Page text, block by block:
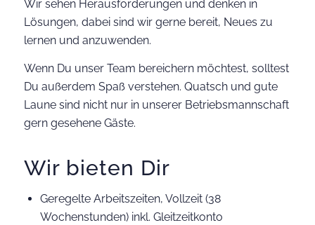
Wir sehen Heraus­forderungen und denken in
Lösungen, dabei sind wir gerne bereit, Neues zu
lernen und anzuwenden.
Wenn Du unser Team bereichern möchtest, solltest
Du außerdem Spaß verstehen. Quatsch und gute
Laune sind nicht nur in unserer Betriebs­mannschaft
gern gesehene Gäste.
Wir bieten Dir
Geregelte Arbeitszeiten, Vollzeit (38
Wochenstunden) inkl. Gleitzeitkonto